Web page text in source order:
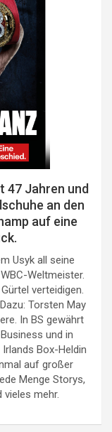
47 Jahren und
an den
auf eine
Usyk all seine
Weltmeister.
verteidigen.
Torsten May
In BS gewährt
und in
Box-Heldin
auf großer
Menge Storys,
vieles mehr.